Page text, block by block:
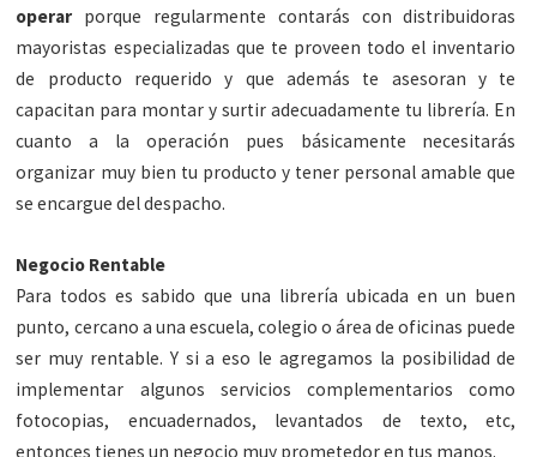
operar porque regularmente contarás con distribuidoras
mayoristas especializadas que te proveen todo el inventario
de producto requerido y que además te asesoran y te
capacitan para montar y surtir adecuadamente tu librería. En
cuanto a la operación pues básicamente necesitarás
organizar muy bien tu producto y tener personal amable que
se encargue del despacho.
Negocio Rentable
Para todos es sabido que una librería ubicada en un buen
punto, cercano a una escuela, colegio o área de oficinas puede
ser muy rentable. Y si a eso le agregamos la posibilidad de
implementar algunos servicios complementarios como
fotocopias, encuadernados, levantados de texto, etc,
entonces tienes un negocio muy prometedor en tus manos.